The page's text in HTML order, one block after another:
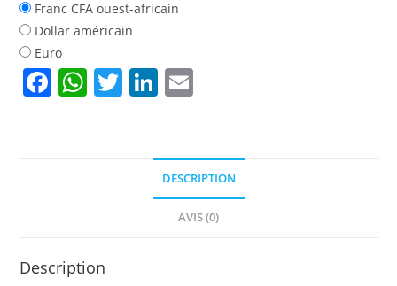
à
Fidjrosse
Cotonou
Franc CFA ouest-africain
Dollar américain
Euro
F
o
W T Li
e
dI
l
DESCRIPTION
AVIS (0)
Description